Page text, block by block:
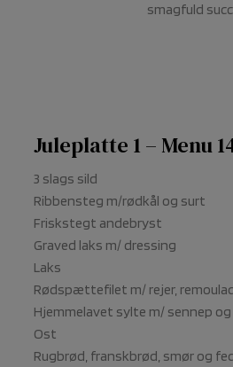
smagfuld
Juleplatte 1 – Menu
3 slags sild
Ribbensteg m/rødkål og surt
Friskstegt andebryst
Graved laks m/ dressing
Laks
Rødspættefilet m/ rejer,
Hjemmelavet sylte m/ sennep
Ost
Rugbrød, franskbrød, smør og